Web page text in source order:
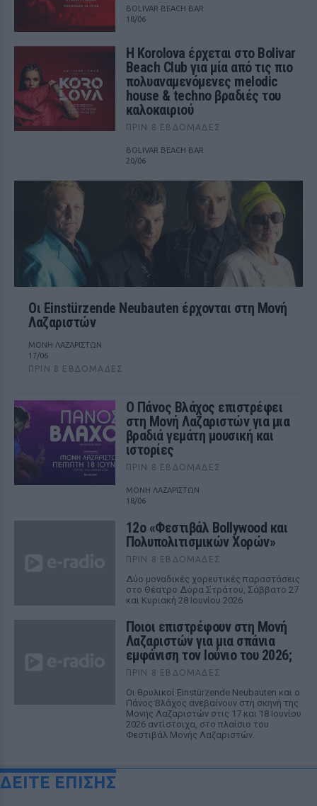
BOLIVAR BEACH BAR
18/06
Η Korolova έρχεται στο Bolivar
Beach Club για μία από τις πιο
πολυαναμενόμενες melodic
house & techno βραδιές του
καλοκαιριού
ΠΡΙΝ 8 ΕΒΔΟΜΆΔΕΣ
BOLIVAR BEACH BAR
20/06
Οι Einstürzende Neubauten έρχονται στη Μονή
Λαζαριστών
ΜΟΝΗ ΛΑΖΑΡΙΣΤΩΝ
17/06
ΠΡΙΝ 8 ΕΒΔΟΜΆΔΕΣ
Ο Πάνος Βλάχος επιστρέφει
στη Μονή Λαζαριστών για μια
βραδιά γεμάτη μουσική και
ιστορίες
ΠΡΙΝ 8 ΕΒΔΟΜΆΔΕΣ
ΜΟΝΗ ΛΑΖΑΡΙΣΤΩΝ
18/06
12ο «Φεστιβάλ Bollywood και
Πολυπολιτισμικών Χορών»
ΠΡΙΝ 8 ΕΒΔΟΜΆΔΕΣ
Δύο μοναδικές χορευτικές παραστάσεις
στο Θέατρο Δόρα Στράτου, Σάββατο 27
και Κυριακή 28 Ιουνίου 2026
Ποιοι επιστρέφουν στη Μονή
Λαζαριστών για μια σπάνια
εμφάνιση τον Ιούνιο του 2026;
ΠΡΙΝ 8 ΕΒΔΟΜΆΔΕΣ
Οι θρυλικοί Einstürzende Neubauten και ο
Πάνος Βλάχος ανεβαίνουν στη σκηνή της
Μονής Λαζαριστών στις 17 και 18 Ιουνίου
2026 αντίστοιχα, στο πλαίσιο του
Φεστιβάλ Μονής Λαζαριστών.
ΔΕΙΤΕ ΕΠΙΣΗΣ